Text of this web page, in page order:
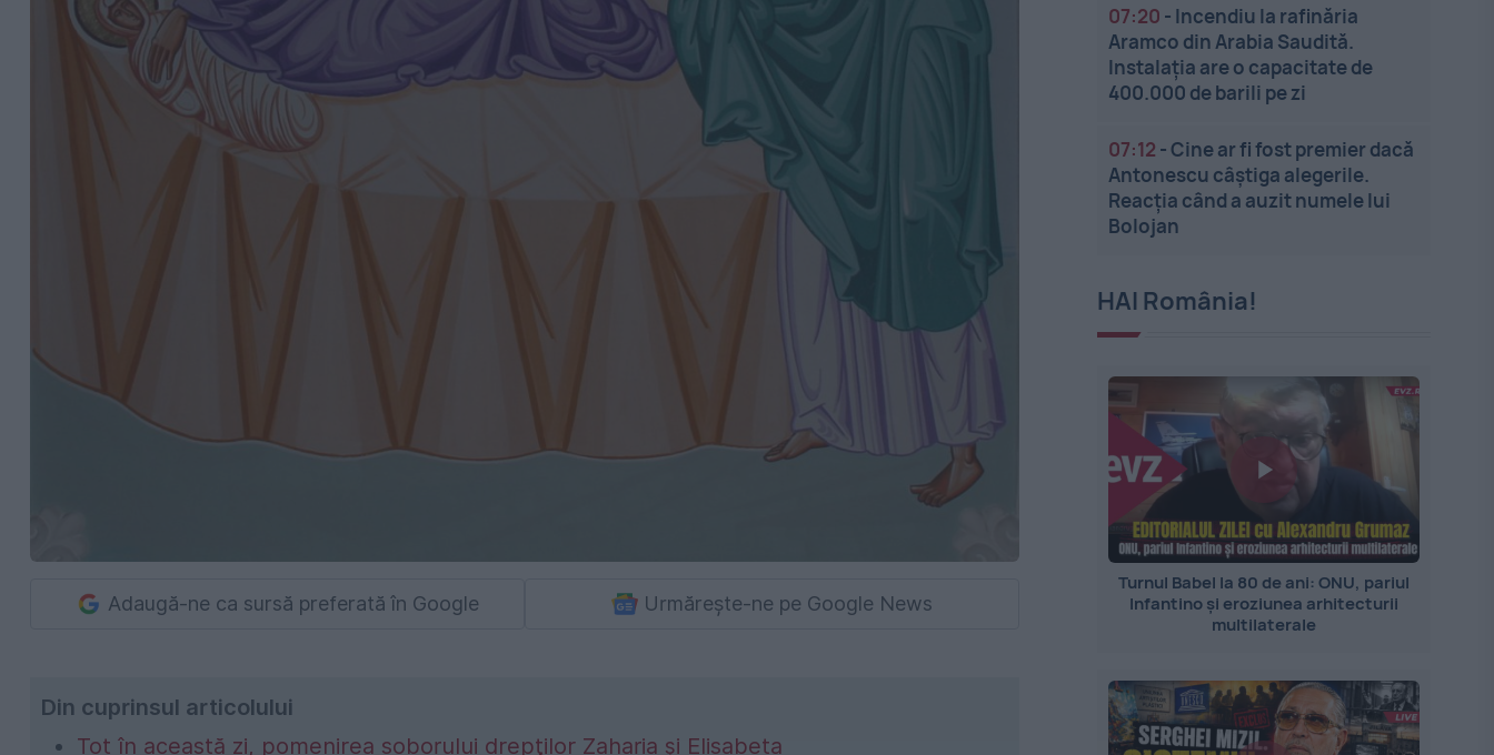
Adaugă-ne ca sursă preferată în Google Urmărește-ne pe Google News
Din cuprinsul articolului
Tot în această zi, pomenirea soborului drepţilor Zaharia şi Elisabeta
07:20 - Incendiu la rafinăria
Aramco din Arabia Saudită.
Instalația are o capacitate de
400.000 de barili pe zi
07:12 -Cine ar fi fost premier dacă
Antonescu câștiga alegerile.
Reacția când a auzit numele lui
Bolojan
HAI România!
Turnul Babel la 80 de ani: ONU, pariul
Infantino și eroziunea arhitecturii
multilaterale